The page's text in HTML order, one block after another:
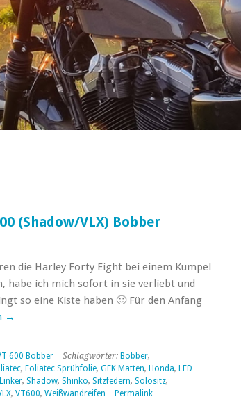
(Shadow/VLX) Bobber
die Harley Forty Eight bei einem Kumpel
habe ich mich sofort in sie verliebt und
so eine Kiste haben 🙂 Für den Anfang
→
600 Bobber| Schlagwörter: Bobber,
, Foliatec Sprühfolie, GFK Matten, Honda, LED
, Shadow, Shinko, Sitzfedern, Solositz,
, VT600, Weißwandreifen Permalink